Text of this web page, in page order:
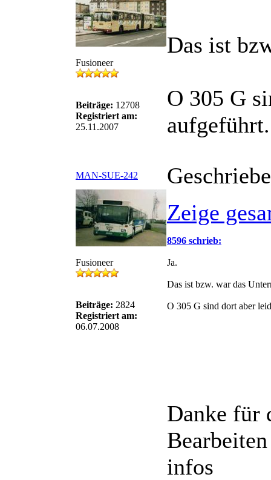
Fusioneer
Beiträge: 12708
Registriert am:
25.11.2007
Das ist
O 305 G
aufgeführt.
MAN-SUE-242
Fusioneer
Beiträge: 2824
Registriert am:
06.07.2008
Zeige
8596 schrieb:
Ja.
Das ist bzw. war das
O 305 G sind dort aber
Danke für
infos